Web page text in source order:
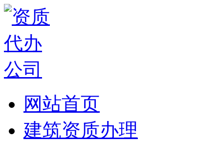
网站首页
建筑资质办理